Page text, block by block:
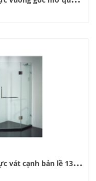
T
hi công phòng tắm kính cường lực vát cạnh bản lề 135 độ tại hà nội